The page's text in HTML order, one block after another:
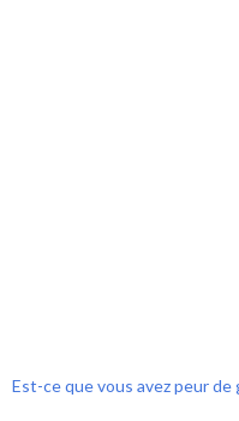
Est-ce que vous avez peur de